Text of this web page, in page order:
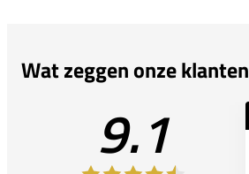
Wat zeggen onze klanten
9.1